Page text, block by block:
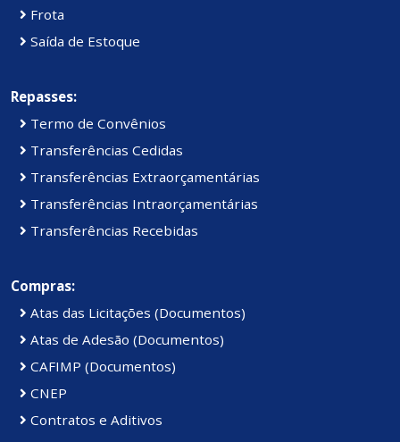
Frota
Saída de Estoque
Repasses:
Termo de Convênios
Transferências Cedidas
Transferências Extraorçamentárias
Transferências Intraorçamentárias
Transferências Recebidas
Compras:
Atas das Licitações (Documentos)
Atas de Adesão (Documentos)
CAFIMP (Documentos)
CNEP
Contratos e Aditivos